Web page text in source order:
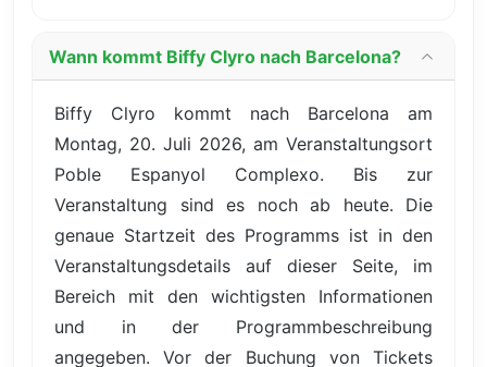
Wann kommt Biffy Clyro nach Barcelona?
Biffy Clyro kommt nach Barcelona am
Montag, 20. Juli 2026, am Veranstaltungsort
Poble Espanyol Complexo. Bis zur
Veranstaltung sind es noch ab heute. Die
genaue Startzeit des Programms ist in den
Veranstaltungsdetails auf dieser Seite, im
Bereich mit den wichtigsten Informationen
und in der Programmbeschreibung
angegeben. Vor der Buchung von Tickets